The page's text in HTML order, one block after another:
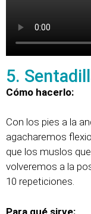
5.
Cómo hacerlo:
Con los pies a la
agacharemos
que los muslos
volveremos a la
10 repeticiones.
Para qué sirve: